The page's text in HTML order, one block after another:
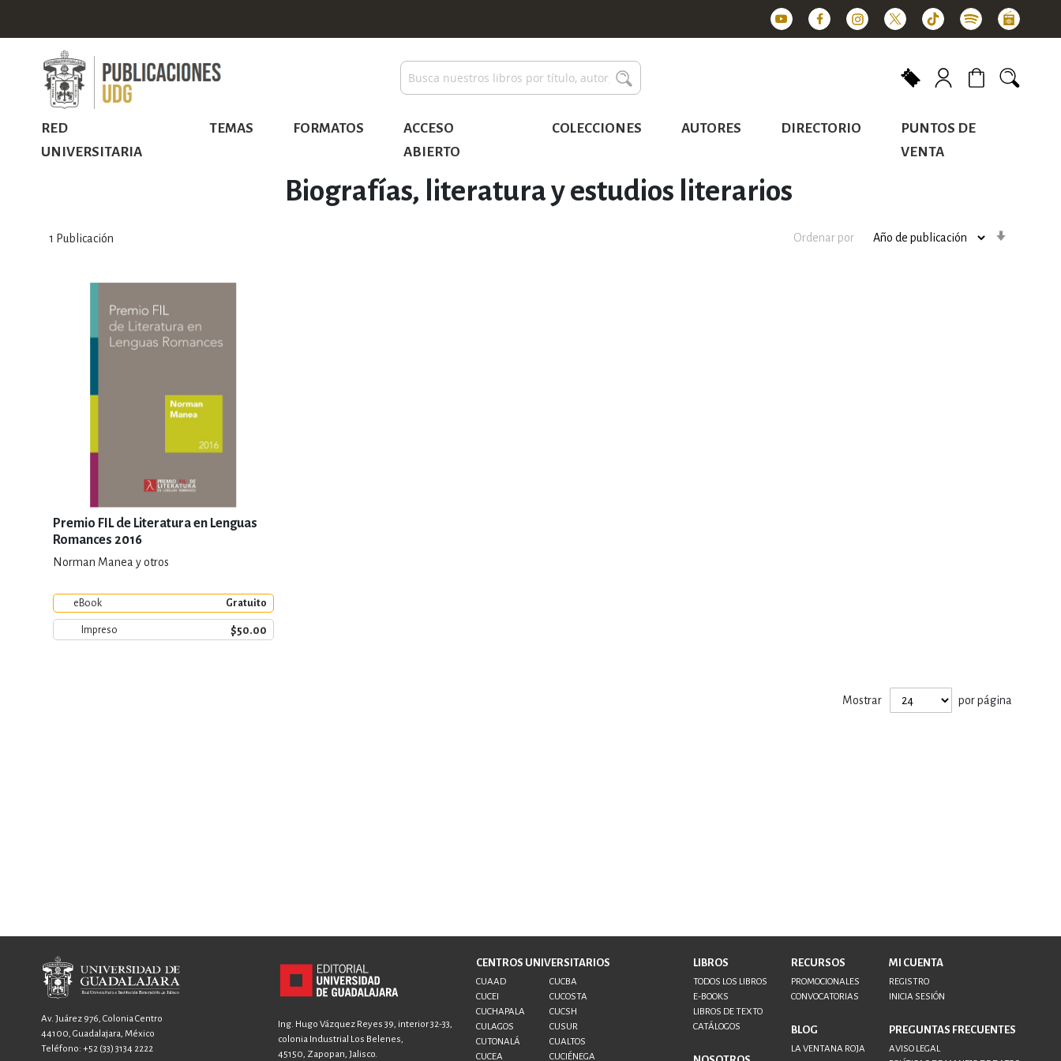
Buscar
RED
UNIVERSITARIA
TEMAS FORMATOS
ACCESO
ABIERTO
COLECCIONES AUTORES DIRECTORIO
PUNTOS DE
VENTA
Biografías, literatura y estudios literarios
1 Publicación Ordenar por
Premio FIL de Literatura en Lenguas
Romances 2016
Norman Manea y otros
eBook Gratuito
Impreso $50.00
Mostrar por página
Av. Juárez 976, Colonia Centro
44100, Guadalajara, México
Teléfono: +52 (33) 3134 2222
Ing. Hugo Vázquez Reyes 39, interior 32-33,
colonia Industrial Los Belenes,
45150, Zapopan, Jalisco.
CENTROS UNIVERSITARIOS
CUAAD
CUCBA
CUCEI
CUCOSTA
CUCHAPALA
CUCSH
CULAGOS
CUSUR
CUTONALÁ
CUALTOS
CUCEA
CUCIÉNEGA
LIBROS
TODOS LOS LIBROS
E-BOOKS
LIBROS DE TEXTO
CATÁLOGOS
RECURSOS
PROMOCIONALES
CONVOCATORIAS
BLOG
LA VENTANA ROJA
MI CUENTA
REGISTRO
INICIA SESIÓN
PREGUNTAS FRECUENTES
AVISO LEGAL